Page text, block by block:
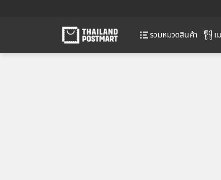
รวมหมวดสินค้า เ